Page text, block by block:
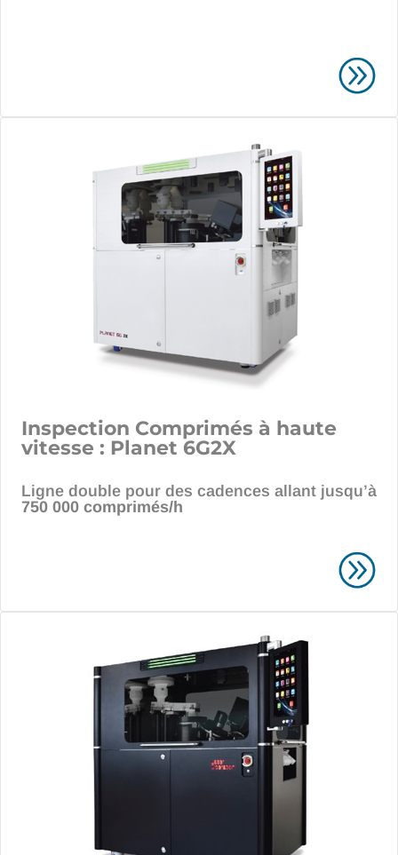
Inspection Comprimés à haute
vitesse : Planet 6G2X
Ligne double pour des cadences allant jusqu’à
750 000 comprimés/h